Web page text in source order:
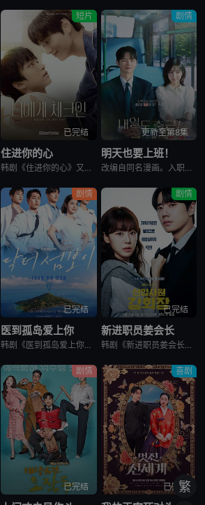
短片
已完结
住进你的心
韩剧《住进你的心》又名：Check In To You,너에게 체크인，讲述了：一位是完美主义、以利益为重的冷酷CEO车道京，他计划卖掉一间充满魅力的民宿；另一位是感性、温柔且深爱这个民宿的经理尹智梧
剧情
更新至第8集
明天也要上班！
改编自同名漫画。入职五年的智允在无聊的公司生活中与公司最挑剔的男上司时宇纠缠在了一起，甚至以不想结婚为由而逃跑的前男友秋天出现了...
剧情
已完结
医到孤岛爱上你
韩剧《医到孤岛爱上你》讲述了，立志成为顶尖整形外科医生都志义（李宰旭 饰），同身世神秘的助理护士陆遐俐（辛叡恩 饰），在命运安排下被分配到与世隔绝、恶名昭彰的“平同岛”上工作。两个同样受伤的灵魂，在艰
剧情
已完结
新进职员姜会长
韩剧《新进职员姜会长》改编自同名小说。韩国10大财阀崔成集团的会长姜龙浩在宣布隐退后，与从天而降的新员工相撞，莫名其妙进入该员工身体后发生的故事。
剧情
已完结
喜剧
已完结
繁